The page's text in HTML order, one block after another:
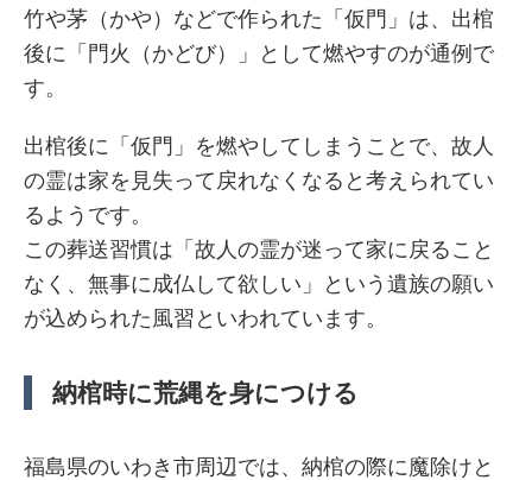
竹や茅（かや）などで作られた「仮門」は、出棺
後に「門火（かどび）」として燃やすのが通例で
す。
出棺後に「仮門」を燃やしてしまうことで、故人
の霊は家を見失って戻れなくなると考えられてい
るようです。
この葬送習慣は「故人の霊が迷って家に戻ること
なく、無事に成仏して欲しい」という遺族の願い
が込められた風習といわれています。
納棺時に荒縄を身につける
福島県のいわき市周辺では、納棺の際に魔除けと